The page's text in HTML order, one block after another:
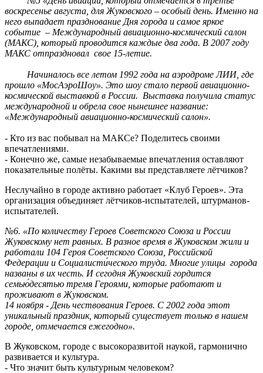
воскресенье августа, для Жуковского – особый день. Именно на
него выпадает празднование Дня города и самое яркое
событие – Международный авиационно-космический салон
(МАКС), который проводится каждые два года. В 2007 году
МАКС отпраздновал свое 15-летие.
Начиналось все летом 1992 года на аэродроме ЛИИ, где
прошло «МосАэроШоу». Это шоу стало первой авиационно-
космической выставкой в России. Выставка получила статус
международной и обрела свое нынешнее название:
«Международный авиационно-космический салон».
- Кто из вас побывал на МАКСе? Поделитесь своими
впечатлениями.
- Конечно же, самые незабываемые впечатления оставляют
показательные полёты. Какими вы представляете лётчиков?
Неслучайно в городе активно работает «Клуб Героев». Эта
организация объединяет лётчиков-испытателей, штурманов-
испытателей.
№6. «По количеству Героев Советского Союза и России
Жуковскому нет равных. В разное время в Жуковском жили и
работали 104 Героя Советского Союза, Российской
Федерации и Социалисти́ческого труда. Многие улицы города
названы в их честь. И сегодня Жуковский гордится
семью́десятью тремя Героями, которые работают и
проживают в Жуковском.
14 ноября - День чествования Героев. С 2002 года этот
уникальный праздник, который существует только в нашем
городе, отмечается ежегодно».
В Жуковском, городе с высокоразвитой наукой, гармонично
развивается и культура.
- Что значит быть культурным человеком?